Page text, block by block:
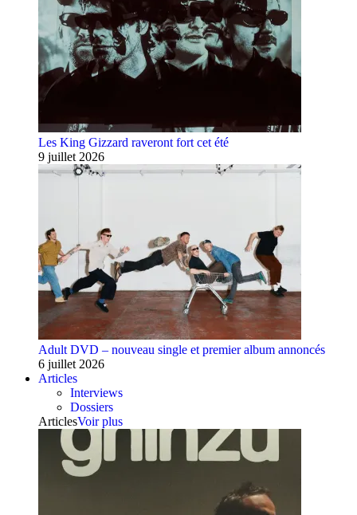
Les King Gizzard raveront fort cet été
9 juillet 2026
Adult DVD – nouveau single et premier album annoncés
6 juillet 2026
Articles
Interviews
Dossiers
ArticlesVoir plus